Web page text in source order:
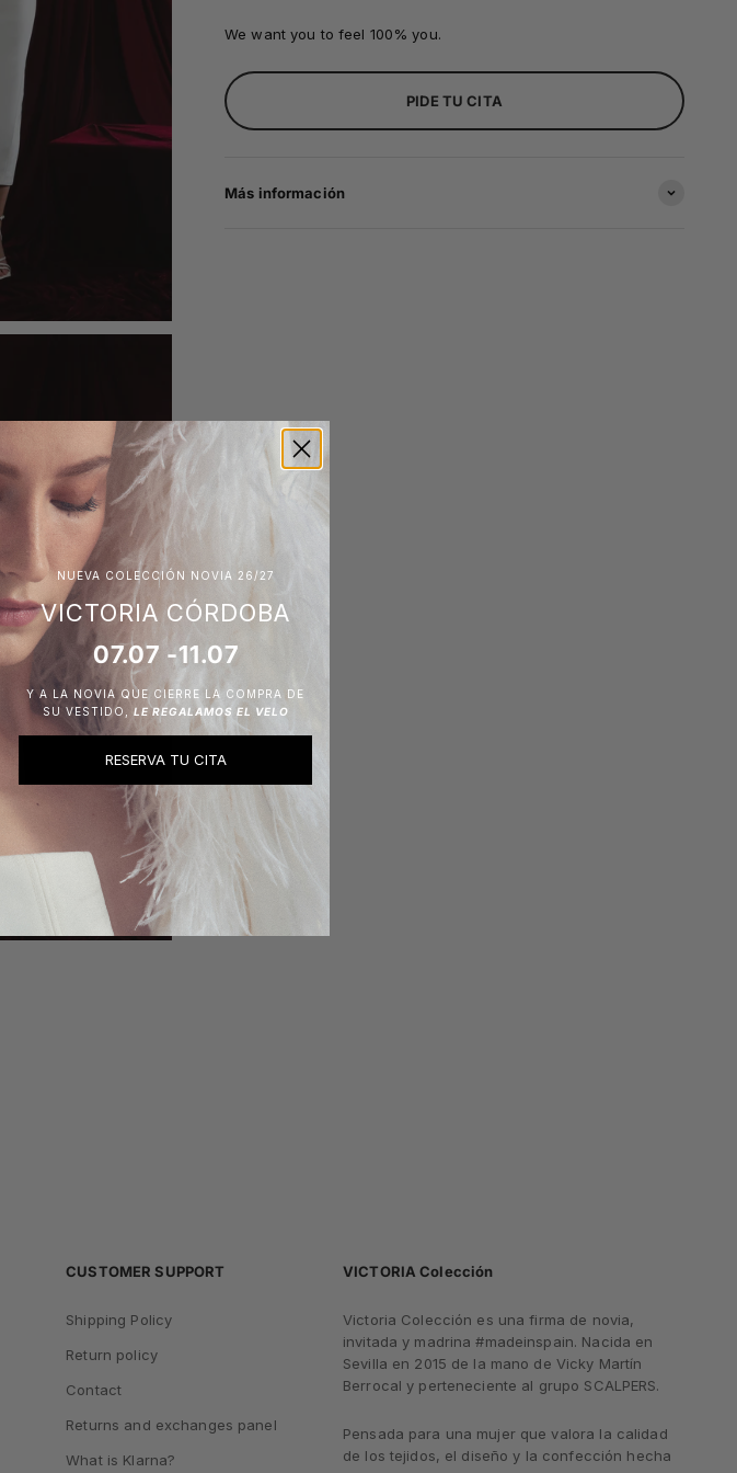
We want you to feel 100% you.
PIDE TU CITA
Más información
CUSTOMER SUPPORT
Shipping Policy
Return policy
Contact
Returns and exchanges panel
What is Klarna?
VICTORIA Colección
Victoria Colección es una firma de novia,
invitada y madrina #madeinspain. Nacida en
Sevilla en 2015 de la mano de Vicky Martín
Berrocal y perteneciente al grupo SCALPERS.
Pensada para una mujer que valora la calidad
de los tejidos, el diseño y la confección hecha
NUEVA COLECCIÓN NOVIA 26/27
VICTORIA CÓRDOBA
07.07 -11.07
Y A LA NOVIA QUE CIERRE LA COMPRA DE
SU VESTIDO, LE REGALAMOS EL VELO
RESERVA TU CITA